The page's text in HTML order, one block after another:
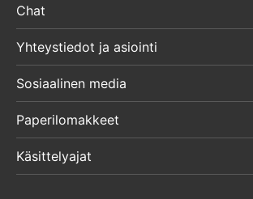
Chat
Yhteystiedot ja asiointi
Sosiaalinen media
Paperilomakkeet
Käsittelyajat